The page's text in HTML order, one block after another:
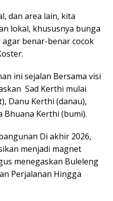
dan area lain, kita
lokal, khususnya bunga
benar-benar cocok
ini sejalan Bersama visi
Sad Kerthi mulai
Danu Kerthi (danau),
Bhuana Kerthi (bumi).
Di akhir 2026,
menjadi magnet
menegaskan Buleleng
Perjalanan Hingga